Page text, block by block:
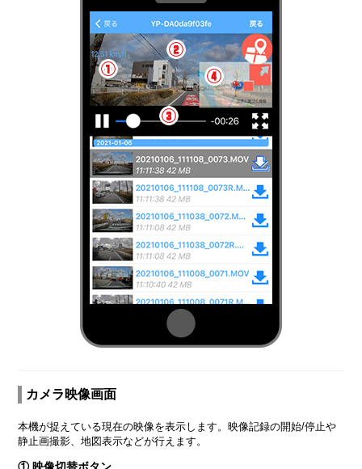
カメラ映像画面
本機が捉えている現在の映像を表示します。映像記録の開始/停止や
静止画撮影、地図表示などが行えます。